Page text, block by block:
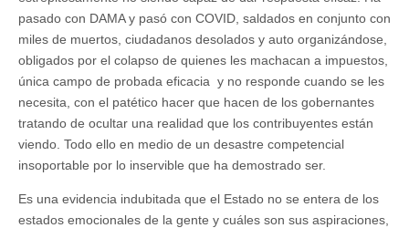
pasado con DAMA y pasó con COVID, saldados en conjunto con
miles de muertos, ciudadanos desolados y auto organizándose,
obligados por el colapso de quienes les machacan a impuestos,
única campo de probada eficacia y no responde cuando se les
necesita, con el patético hacer que hacen de los gobernantes
tratando de ocultar una realidad que los contribuyentes están
viendo. Todo ello en medio de un desastre competencial
insoportable por lo inservible que ha demostrado ser.
Es una evidencia indubitada que el Estado no se entera de los
estados emocionales de la gente y cuáles son sus aspiraciones,